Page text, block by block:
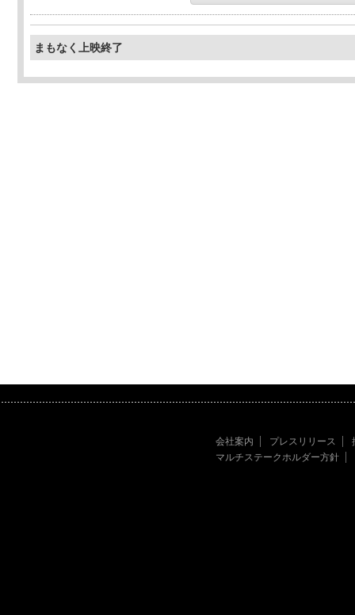
まもなく上映終了
会社案内 プレスリリース
マルチステークホルダー方針